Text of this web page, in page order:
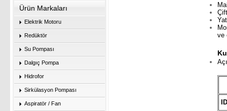
Ürün Markaları
Elektrik Motoru
Redüktör
Su Pompası
Dalgıç Pompa
Hidrofor
Sirkülasyon Pompası
Aspiratör / Fan
ve